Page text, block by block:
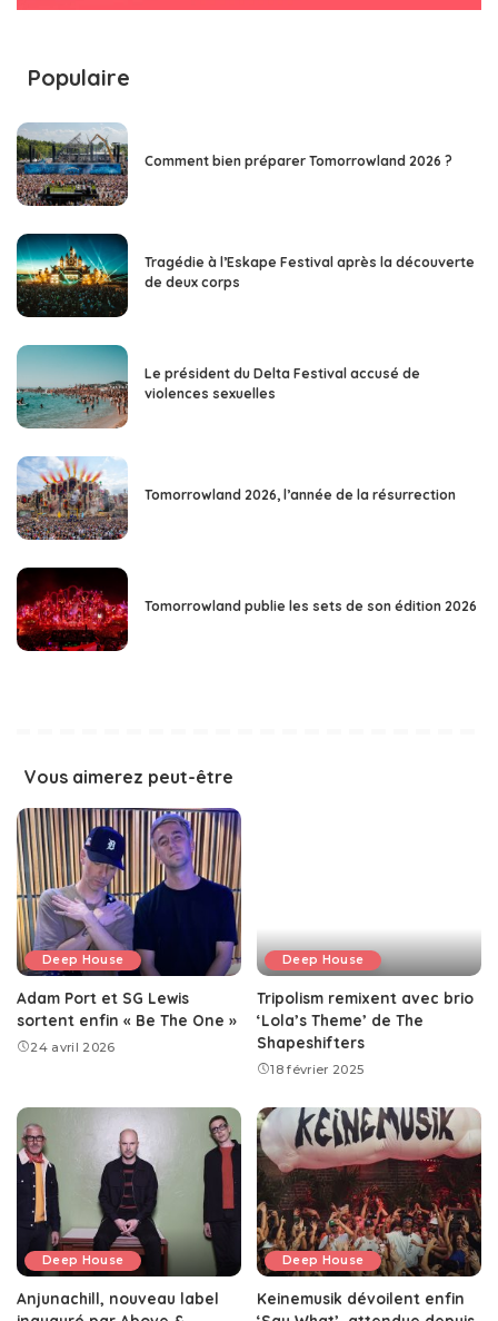
Populaire
Comment bien préparer Tomorrowland 2026 ?
Tragédie à l’Eskape Festival après la découverte
de deux corps
Le président du Delta Festival accusé de
violences sexuelles
Tomorrowland 2026, l’année de la résurrection
Tomorrowland publie les sets de son édition 2026
Vous aimerez peut-être
Deep House
Adam Port et SG Lewis
sortent enfin « Be The One »
24 avril 2026
Deep House
Tripolism remixent avec brio
‘Lola’s Theme’ de The
Shapeshifters
18 février 2025
Deep House
Anjunachill, nouveau label
Deep House
Keinemusik dévoilent enfin